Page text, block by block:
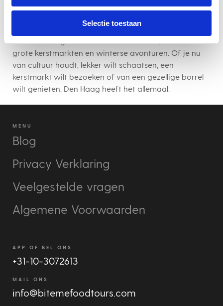
Selectie toestaan
cultuur, gezelligheid en kerstactiviteiten. Het is een
grote kerstmarkten en winterse avonturen. Of je nu
van cultuur houdt, lekker wilt schaatsen, een
kerstmarkt wilt bezoeken of van een gezellige borrel
wilt genieten, Den Haag heeft het allemaal.
MENU
Blog
Privacy Verklaring
Veelgestelde vragen
Algemene Voorwaarden
APP OF BEL ONS
+31-10-3072613
MAIL ONS
info@bitemefoodtours.com